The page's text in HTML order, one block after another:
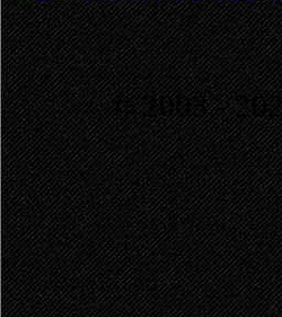
© 2003 -